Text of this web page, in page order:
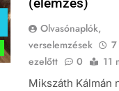
(elemzés)
Olvasónaplók,
verselemzések
7
ezelőtt
0 11
Mikszáth Kálmán